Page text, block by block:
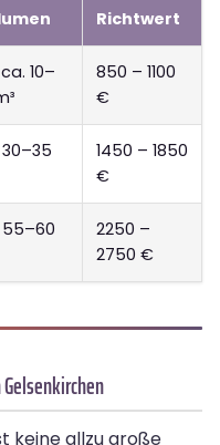
Richtwert
10–
850 – 1100
€
1450 – 1850
€
2250 –
2750 €
keine allzu große